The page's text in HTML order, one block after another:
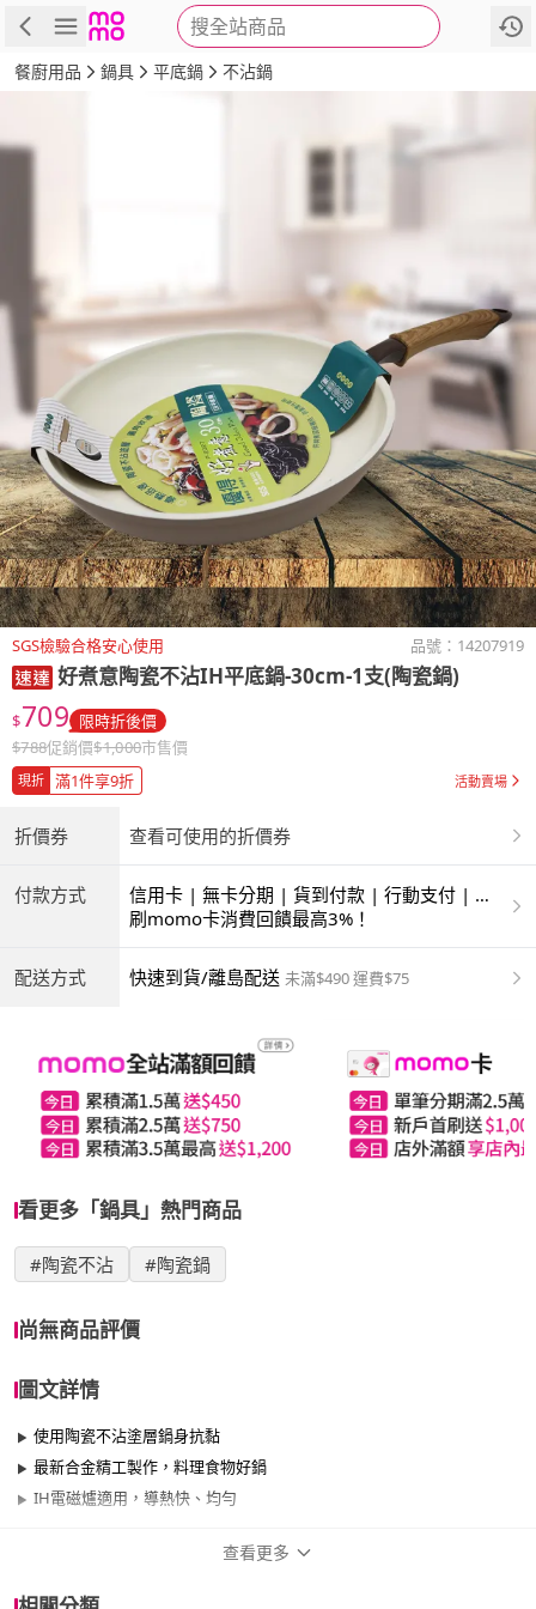
搜全站商品
商品 評價 詳情
餐廚用品 鍋具 平底鍋 不沾鍋
SGS檢驗合格安心使用 品號： 14207919
好煮意陶瓷不沾IH平底鍋-30cm-1支(陶瓷鍋)
$709 限時折後價
$788促銷價$1,000市售價
現折 滿1件享9折 活動賣場
折價券 查看可使用的折價券
付款方式
信用卡 | 無卡分期 | 貨到付款 | 行動支付 | 超
商付款 | ATM | 銀聯卡
刷momo卡消費回饋最高3%！
配送方式 快速到貨/離島配送 未滿$490 運費$75
看更多「鍋具」熱門商品
#陶瓷不沾 #陶瓷鍋
尚無商品評價
圖文詳情
使用陶瓷不沾塗層鍋身抗黏
最新合金精工製作，料理食物好鍋
IH電磁爐適用，導熱快、均勻
查看更多